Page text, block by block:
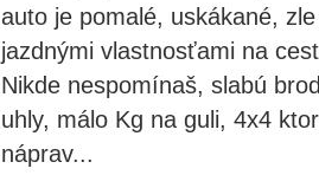
auto je pomalé, uskákané,
jazdnými vlastnosťami na
Nikde nespomínaš, slabú
uhly, málo Kg na guli, 4x4
náprav...